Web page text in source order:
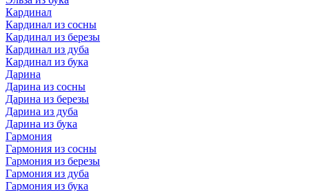
Кардинал
Кардинал из сосны
Кардинал из березы
Кардинал из дуба
Кардинал из бука
Дарина
Дарина из сосны
Дарина из березы
Дарина из дуба
Дарина из бука
Гармония
Гармония из сосны
Гармония из березы
Гармония из дуба
Гармония из бука